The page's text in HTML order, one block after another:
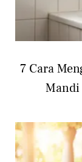
7 Cara
Mandi